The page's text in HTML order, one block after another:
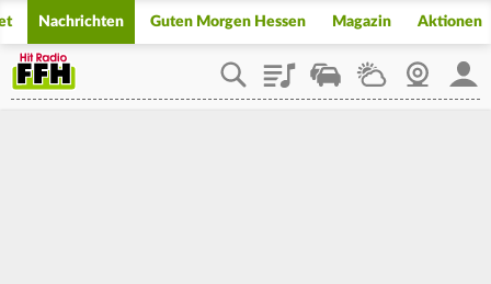
Nachrichten Guten Morgen Hessen Magazin Aktionen
PlaylistStaupilotWetterWebcam